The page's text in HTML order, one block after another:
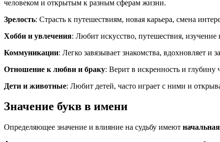
человеком и открытым к разным сферам жизни.
Зрелость: Страсть к путешествиям, новая карьера, смена
Хобби и увлечения: Любит искусство, путешествия,
Коммуникации: Легко завязывает знакомства, вдохновляет
Отношение к любви и браку: Верит в искренность и
Дети и животные: Любит детей, часто играет с ними и
Значение букв в имени
Определяющее значение и влияние на судьбу имеют